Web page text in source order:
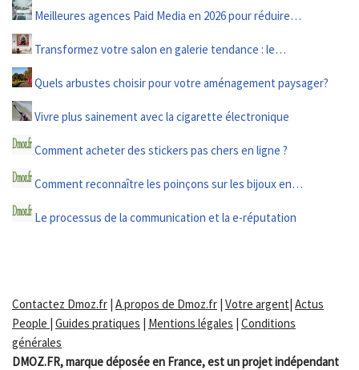
Meilleures agences Paid Media en 2026 pour réduire…
Transformez votre salon en galerie tendance : le…
Quels arbustes choisir pour votre aménagement paysager?
Vivre plus sainement avec la cigarette électronique
Comment acheter des stickers pas chers en ligne ?
Comment reconnaître les poinçons sur les bijoux en…
Le processus de la communication et la e-réputation
Contactez Dmoz.fr | A propos de Dmoz.fr | Votre argent| Actus
People | Guides pratiques | Mentions légales | Conditions
générales
DMOZ.FR, marque déposée en France, est un projet indépendant